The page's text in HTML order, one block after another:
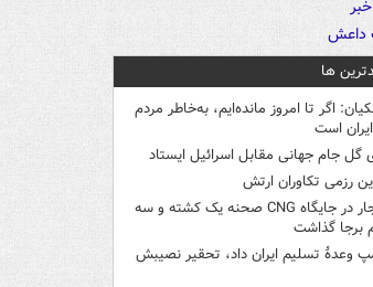
ها
اگر تا امروز مانده‌ایم، به‌خاطر مردم
است
گل جام جهانی مقابل اسرائیل ایستاد
رزمی تکاوران ارتش
انفجار در جایگاه CNG صحنه یک کشته و سه
برجا گذاشت
وعدۀ تسلیم ایران داد، تحقیر نصیبش